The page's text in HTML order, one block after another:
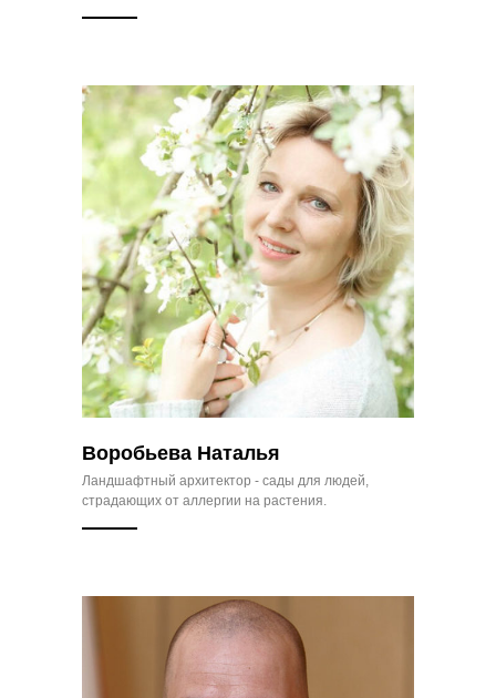
Воробьева Наталья
Ландшафтный архитектор - сады для людей,
страдающих от аллергии на растения.